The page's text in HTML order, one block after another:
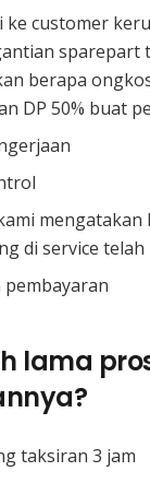
ke customer
sparepart
berapa
DP 50% buat
mengatakan
di service telah
pembayaran
lama
taksiran 3 jam